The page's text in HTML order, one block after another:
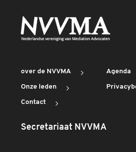
over de NVVMA Agenda
Onze leden
Contact
Secretariaat NVVMA